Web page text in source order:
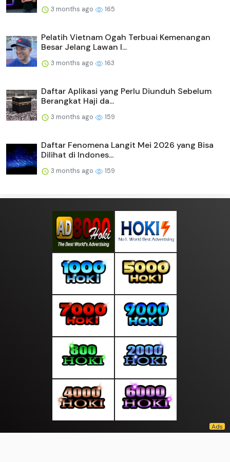
3 months ago 165
Pelatih Vietnam Ogah Terbuai Kemenangan
Besar Jelang Lawan I...
3 months ago 163
Daftar Aplikasi yang Perlu Diunduh Sebelum
Berangkat Haji da...
3 months ago 159
Daftar Fenomena Langit Mei 2026 yang Bisa
Dilihat di Indones...
3 months ago 159